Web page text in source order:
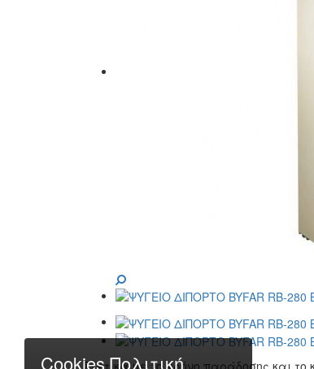
Σχετικά με το χρόνο παράδοσης και το
Cookies Πολιτική